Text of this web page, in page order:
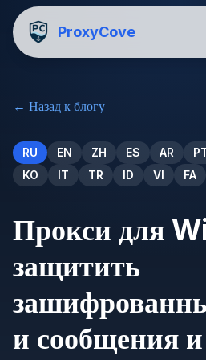
ProxyCove
← Назад к блогу
RU EN ZH ES AR
KO
IT TR ID VI FA
Прокси для
защитить
и сообщения